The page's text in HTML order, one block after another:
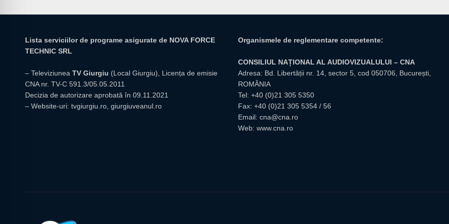
Lista serviciilor de programe asigurate de NOVA FORCE
TECHNIC SRL
– Televiziunea TV Giurgiu (Local Giurgiu), Licența de emisie
CNA nr. TV-C 591.3/05.05.2011
Decizia de autorizare aprobată în 09.11.2021
– Website-uri: tvgiurgiu.ro giurgiuveanul.ro
Organismele de reglementare competente:
CONSILIUL NAȚIONAL AL AUDIOVIZUALULUI – CNA
Adresa: Bd. Libertății nr. 14, sector 5, cod 050706, București,
ROMÂNIA
Tel: +40 (0)21 305 5350
Fax: +40 (0)21 305 5354 / 56
Email: cna@cna.ro
Web: www.cna.ro